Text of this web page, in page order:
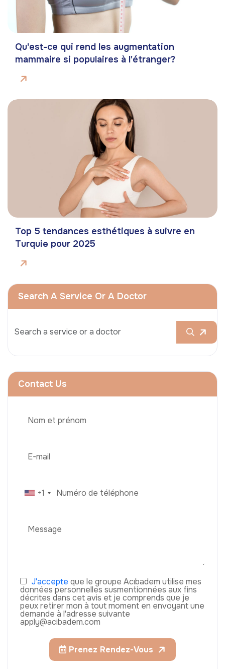
Qu'est-ce qui rend les augmentation
mammaire si populaires à l'étranger?
Top 5 tendances esthétiques à suivre en
Turquie pour 2025
Search A Service Or A Doctor
Contact Us
+1
J'accepte que le groupe Acıbadem utilise mes
données personnelles susmentionnées aux fins
décrites dans cet avis et je comprends que je
peux retirer mon à tout moment en envoyant une
demande à l'adresse suivante
apply@acibadem.com
Prenez Rendez-Vous